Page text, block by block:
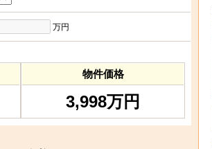
万円
物件価格
3,998万円